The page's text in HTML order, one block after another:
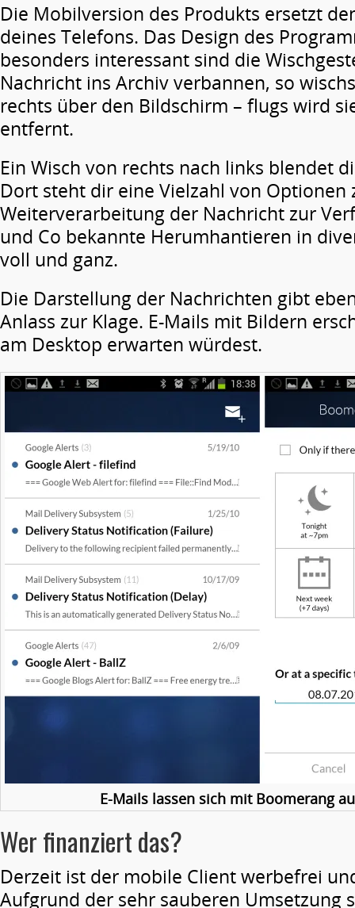
Die Mobilversion des Produkts ersetzt
deines Telefons. Das Design des
besonders interessant sind die
Nachricht ins Archiv verbannen, so
rechts über den Bildschirm – flugs wird
entfernt.
Ein Wisch von rechts nach links blendet
Dort steht dir eine Vielzahl von Optionen
Weiterverarbeitung der Nachricht zur
und Co bekannte Herumhantieren in
voll und ganz.
Die Darstellung der Nachrichten gibt
Anlass zur Klage. E-Mails mit Bildern
am Desktop erwarten würdest.
E-Mails lassen sich mit Boomerang
Wer finanziert das?
Derzeit ist der mobile Client werbefrei
Aufgrund der sehr sauberen Umsetzung